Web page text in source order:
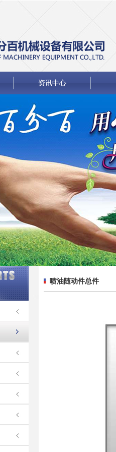
资讯中心
喷油随动件总件